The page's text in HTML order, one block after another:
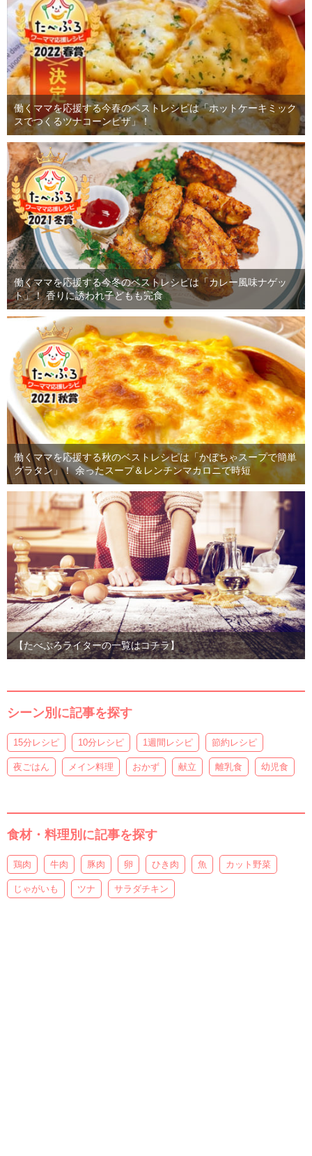
働くママを応援する今春のベストレシピは「ホットケーキミック
スでつくるツナコーンピザ」！
働くママを応援する今冬のベストレシピは「カレー風味ナゲッ
ト」！ 香りに誘われ子どもも完食
働くママを応援する秋のベストレシピは「かぼちゃスープで簡単
グラタン」！ 余ったスープ＆レンチンマカロニで時短
【たべぷろライターの一覧はコチラ】
シーン別に記事を探す
15分レシピ 10分レシピ 1週間レシピ 節約レシピ
夜ごはん メイン料理 おかず 献立 離乳食 幼児食
食材・料理別に記事を探す
鶏肉 牛肉 豚肉 卵 ひき肉 魚 カット野菜
じゃがいも ツナ サラダチキン